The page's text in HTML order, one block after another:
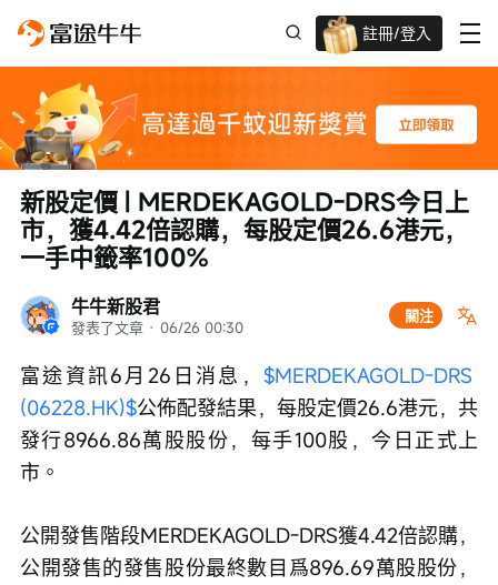
註冊/登入
迎新驚喜賞 股票/BTC等任你揀!
牛牛新股君
發表了文章 · 06/26 00:30
關注
新股定價 | MERDEKAGOLD-DRS今日上
市，獲4.42倍認購，每股定價26.6港元，
一手中籤率100%
富途資訊6月26日消息， $MERDEKAGOLD-DRS
(06228.HK)$公佈配發結果，每股定價26.6港元，共
發行8966.86萬股股份，每手100股，今日正式上
市。
公開發售階段MERDEKAGOLD-DRS獲4.42倍認購，
公開發售的發售股份最終數目爲896.69萬股股份，